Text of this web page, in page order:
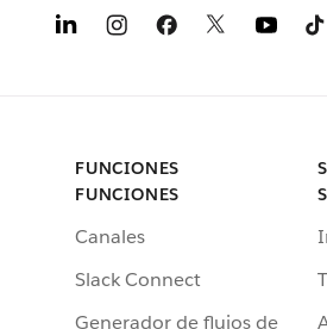
FUNCIONES
FUNCIONES
Canales
Slack Connect
Generador de flujos de